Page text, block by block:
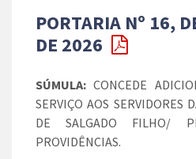
PORTARIA Nº 16,
DE 2026
SÚMULA: CONCEDE
SERVIÇO AOS SERVIDORES
DE SALGADO FILHO/
PROVIDÊNCIAS.